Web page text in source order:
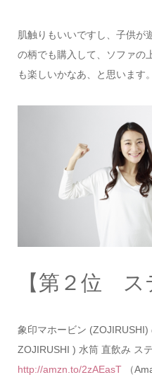
肌触りもいいですし、子供が
の柄でも購入して、ソファの
も楽しいかなあ、と思います
【第２位 ス
象印マホービン
ZOJIRUSHI ) 水筒 直飲み ス
http://amzn.to/2zAEasT（